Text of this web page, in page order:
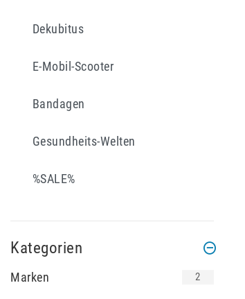
Dekubitus
E-Mobil-Scooter
Bandagen
Gesundheits-Welten
%SALE%
Kategorien
Marken 2